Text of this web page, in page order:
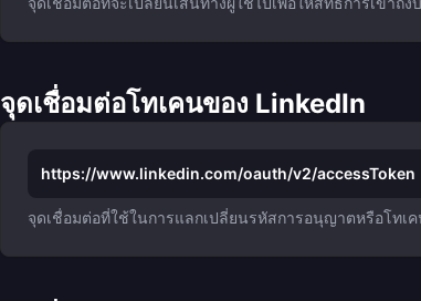
จุดเชื่อมต่อโทเคนของ LinkedIn
https://www.linkedin.com/oauth/v2/accessToken
จุดเชื่อมต่อที่ใช้ในการแลกเปลี่ยนรหัสการอนุญาตหรือโทเ